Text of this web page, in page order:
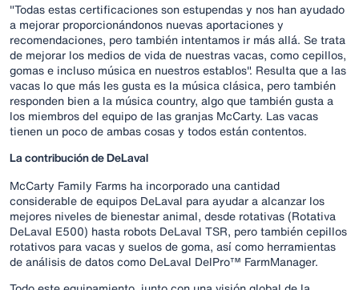
"Todas estas certificaciones son estupendas y nos han ayudado
a mejorar proporcionándonos nuevas aportaciones y
recomendaciones, pero también intentamos ir más allá. Se trata
de mejorar los medios de vida de nuestras vacas, como cepillos,
gomas e incluso música en nuestros establos". Resulta que a las
vacas lo que más les gusta es la música clásica, pero también
responden bien a la música country, algo que también gusta a
los miembros del equipo de las granjas McCarty. Las vacas
tienen un poco de ambas cosas y todos están contentos.
La contribución de DeLaval
McCarty Family Farms ha incorporado una cantidad
considerable de equipos DeLaval para ayudar a alcanzar los
mejores niveles de bienestar animal, desde rotativas (Rotativa
DeLaval E500) hasta robots DeLaval TSR, pero también cepillos
rotativos para vacas y suelos de goma, así como herramientas
de análisis de datos como DeLaval DelPro™ FarmManager.